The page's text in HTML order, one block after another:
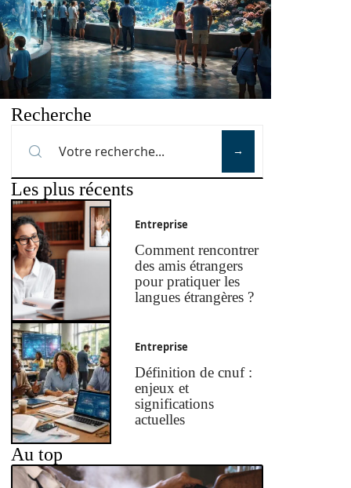
Recherche
Les plus récents
Entreprise
Comment rencontrer
des amis étrangers
pour pratiquer les
langues étrangères ?
Entreprise
Définition de cnuf :
enjeux et
significations
actuelles
Au top